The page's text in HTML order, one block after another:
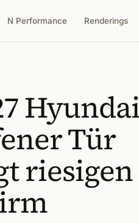
N Performance Renderings
Hyundai
Tür
riesigen